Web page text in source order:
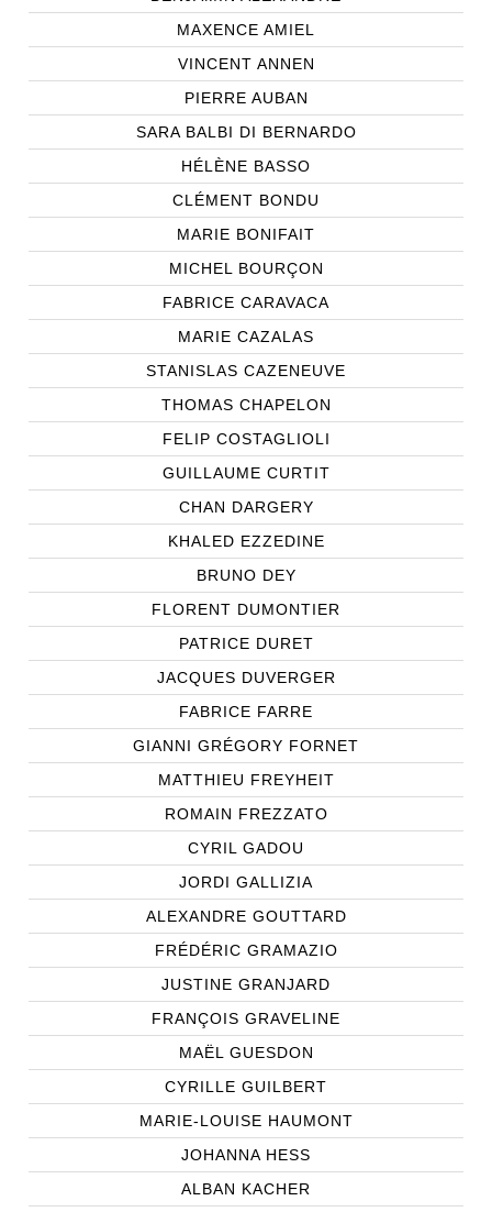
MAXENCE AMIEL
VINCENT ANNEN
PIERRE AUBAN
SARA BALBI DI BERNARDO
HÉLÈNE BASSO
CLÉMENT BONDU
MARIE BONIFAIT
MICHEL BOURÇON
FABRICE CARAVACA
MARIE CAZALAS
STANISLAS CAZENEUVE
THOMAS CHAPELON
FELIP COSTAGLIOLI
GUILLAUME CURTIT
CHAN DARGERY
KHALED EZZEDINE
BRUNO DEY
FLORENT DUMONTIER
PATRICE DURET
JACQUES DUVERGER
FABRICE FARRE
GIANNI GRÉGORY FORNET
MATTHIEU FREYHEIT
ROMAIN FREZZATO
CYRIL GADOU
JORDI GALLIZIA
ALEXANDRE GOUTTARD
FRÉDÉRIC GRAMAZIO
JUSTINE GRANJARD
FRANÇOIS GRAVELINE
MAËL GUESDON
CYRILLE GUILBERT
MARIE-LOUISE HAUMONT
JOHANNA HESS
ALBAN KACHER